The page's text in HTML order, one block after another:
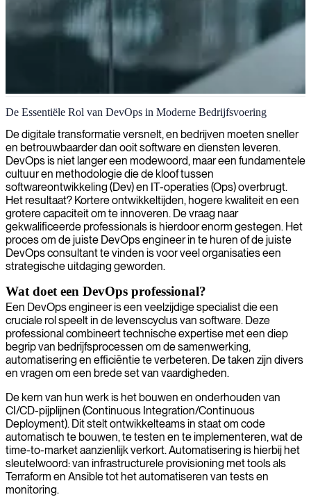
DevOps-oplossingen en -implementaties
Wij leveren DevOps consultants die uw ontwikkelings- en
operationele processen stroomlijnen, de efficiëntie en
leveringssnelheid verbeteren en tegelijkertijd zorgen voor robuuste,
schaalbare systemen.
De Essentiële Rol van DevOps in Moderne Bedrijfsvoering
De digitale transformatie versnelt, en bedrijven moeten sneller
en betrouwbaarder dan ooit software en diensten leveren.
DevOps is niet langer een modewoord, maar een fundamentele
cultuur en methodologie die de kloof tussen
softwareontwikkeling (Dev) en IT-operaties (Ops) overbrugt.
Het resultaat? Kortere ontwikkeltijden, hogere kwaliteit en een
grotere capaciteit om te innoveren. De vraag naar
gekwalificeerde professionals is hierdoor enorm gestegen. Het
proces om de juiste DevOps engineer in te huren of de juiste
DevOps consultant te vinden is voor veel organisaties een
strategische uitdaging geworden.
Wat doet een DevOps professional?
Een DevOps engineer is een veelzijdige specialist die een
cruciale rol speelt in de levenscyclus van software. Deze
professional combineert technische expertise met een diep
begrip van bedrijfsprocessen om de samenwerking,
automatisering en efficiëntie te verbeteren. De taken zijn divers
en vragen om een brede set van vaardigheden.
De kern van hun werk is het bouwen en onderhouden van
CI/CD-pijplijnen (Continuous Integration/Continuous
Deployment). Dit stelt ontwikkelteams in staat om code
automatisch te bouwen, te testen en te implementeren, wat de
time-to-market aanzienlijk verkort. Automatisering is hierbij het
sleutelwoord: van infrastructurele provisioning met tools als
Terraform en Ansible tot het automatiseren van tests en
monitoring.